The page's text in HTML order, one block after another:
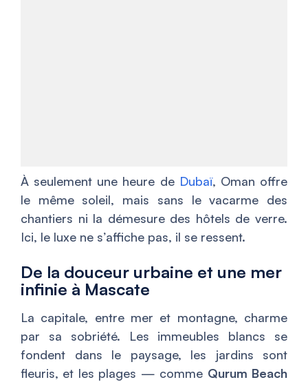
À seulement une heure de Dubaï, Oman offre
le même soleil, mais sans le vacarme des
chantiers ni la démesure des hôtels de verre.
Ici, le luxe ne s’affiche pas, il se ressent.
De la douceur urbaine et une mer
infinie à Mascate
La capitale, entre mer et montagne, charme
par sa sobriété. Les immeubles blancs se
fondent dans le paysage, les jardins sont
fleuris, et les plages — comme Qurum Beach